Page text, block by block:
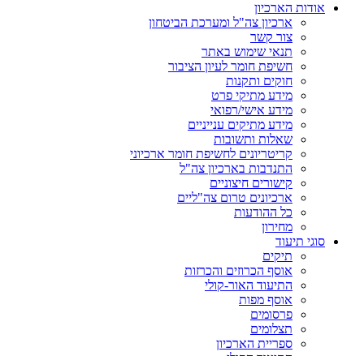
אודות הארכיון
ארכיון צה"ל ומערכת הביטחון
צור קשר
תנאי שימוש באתר
חשיפת חומר לעיון הציבור
חוקים ותקנות
מידע מתיקי פרט
מידע אישי/רפואי
מידע מתיקים ענייניים
שאלות ותשובות
קריטריונים לחשיפת חומר ארכיוני
התנדבות בארכיון צה"ל
קישורים חיצוניים
ארכיונים טרום צה"ליים
כל ההודעות
מחירון
סוגי תיעוד
תיקים
אוסף הכרוזים והכרזות
התיעוד האור-קולי
אוסף מפות
פרסומים
תצלומים
ספריית הארכיון